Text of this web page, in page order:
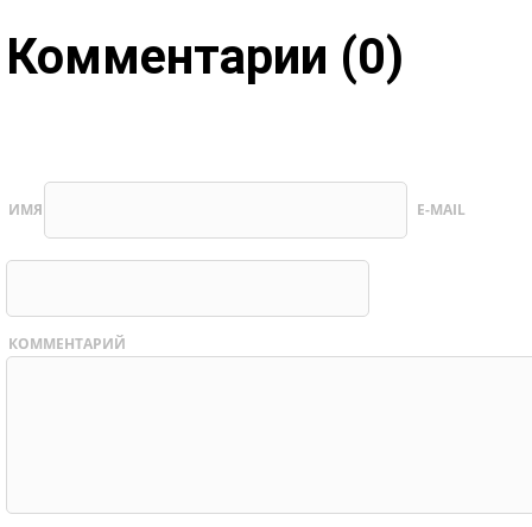
Комментарии (0)
ИМЯ E-MAIL
КОММЕНТАРИЙ